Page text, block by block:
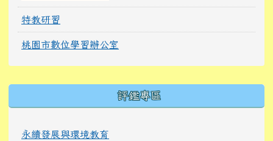
特教研習
桃園市數位學習辦公室
評鑑專區
永續發展與環境教育